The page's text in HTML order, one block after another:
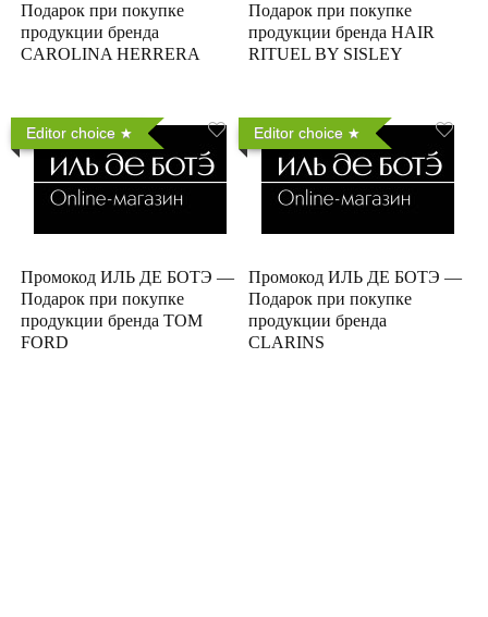
Подарок при покупке
продукции бренда
CAROLINA HERRERA
Подарок при покупке
продукции бренда HAIR
RITUEL BY SISLEY
Editor choice
Промокод ИЛЬ ДЕ БОТЭ —
Подарок при покупке
продукции бренда TOM
FORD
Editor choice
Промокод ИЛЬ ДЕ БОТЭ —
Подарок при покупке
продукции бренда
CLARINS